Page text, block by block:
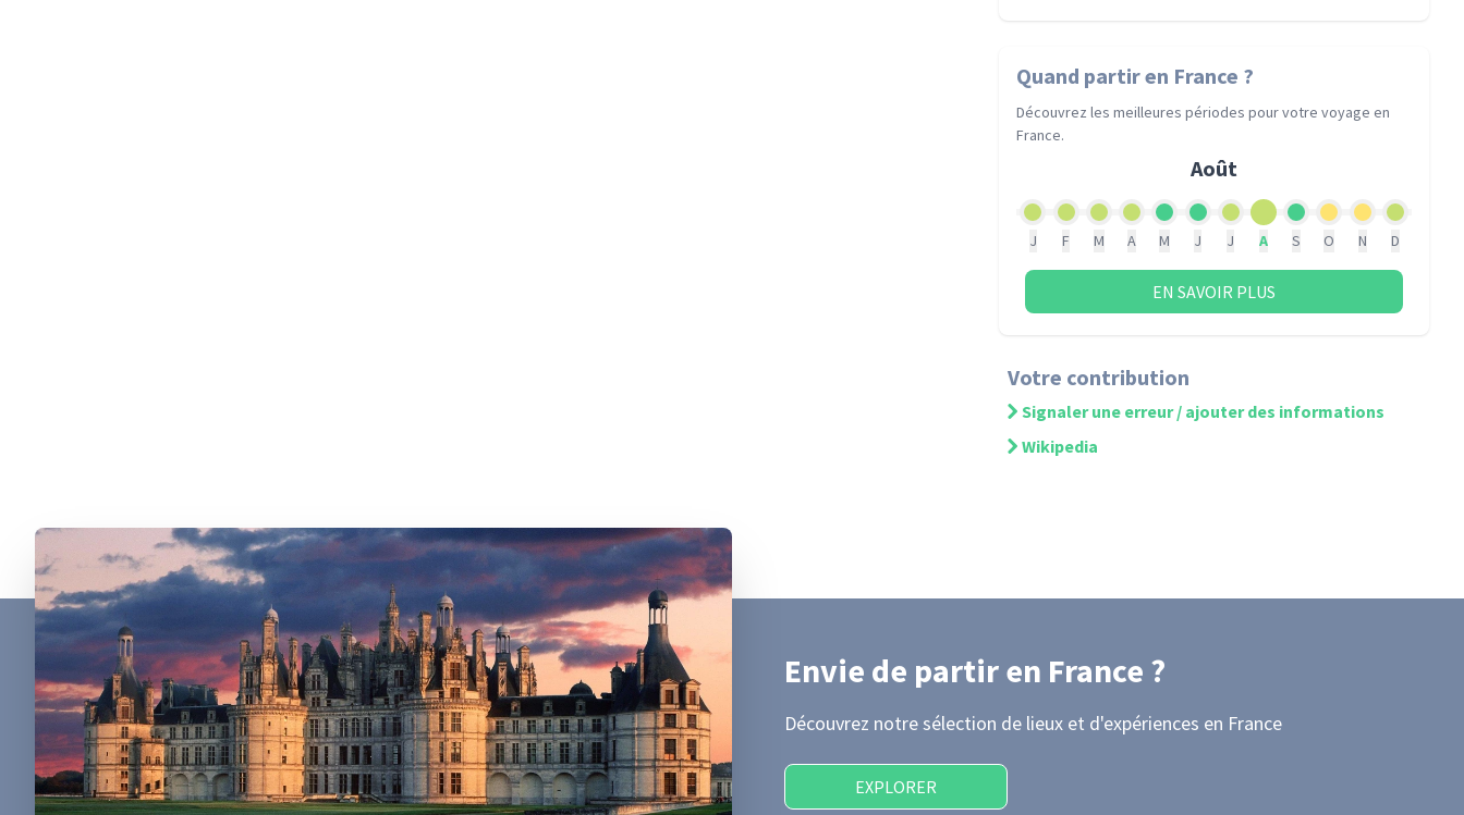
Quand partiren France ?
Découvrez les meilleures périodes pour votre voyageen
France.
Août
J F M A M J J A S O N D
EN SAVOIR PLUS
Votre contribution
Signaler une erreur / ajouter des informations
Wikipedia
Envie de partiren France ?
Découvrez notre sélection de lieux et d'expériences en France
EXPLORER